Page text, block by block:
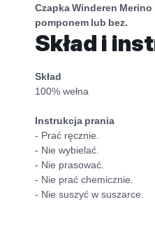
Czapka Winderen
pomponem lub bez.
Skład i
Skład
100% wełna
Instrukcja prania
- Prać ręcznie.
- Nie wybielać.
- Nie prasować.
- Nie prać chemicznie.
- Nie suszyć w suszarce.